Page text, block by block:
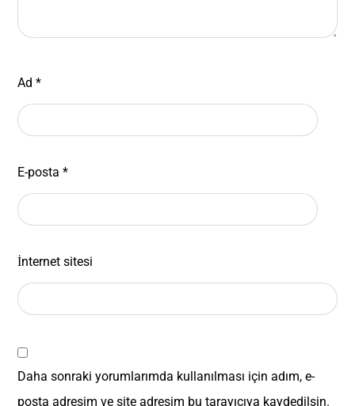
Ad*
E-posta*
İnternet sitesi
Daha sonraki yorumlarımda kullanılması için adım, e-
posta adresim ve site adresim bu tarayıcıya kaydedilsin.